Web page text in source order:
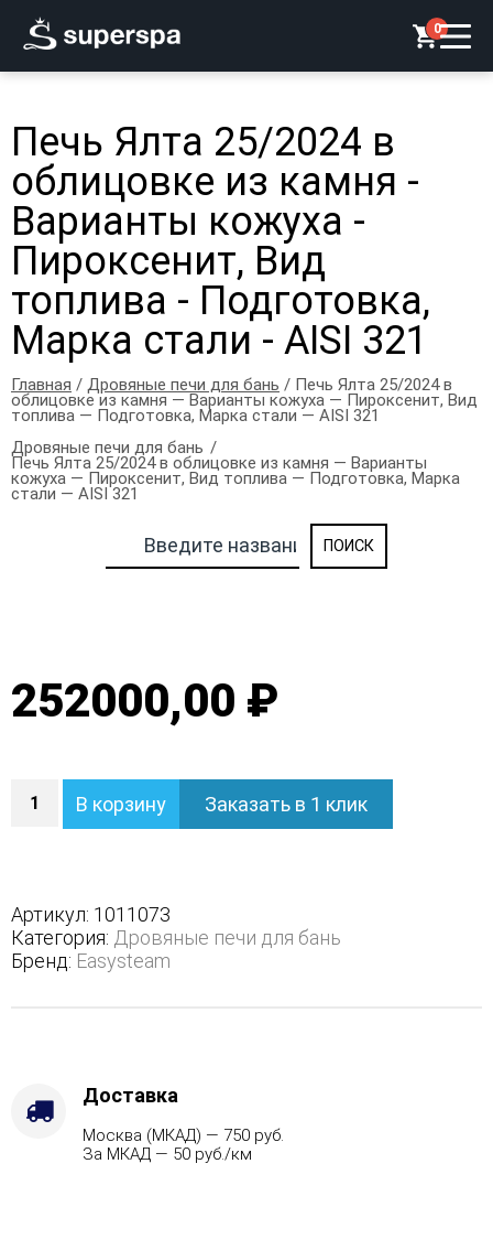
0
Печь Ялта 25/2024 в
облицовке из камня -
Варианты кожуха -
Пироксенит, Вид
топлива - Подготовка,
Марка стали - AISI 321
Главная / Дровяные печи для бань / Печь Ялта 25/2024 в
облицовке из камня — Варианты кожуха — Пироксенит, Вид
топлива — Подготовка, Марка стали — AISI 321
Дровяные печи для бань
Печь Ялта 25/2024 в облицовке из камня — Варианты
кожуха — Пироксенит, Вид топлива — Подготовка, Марка
стали — AISI 321
252000,00 ₽
Печь
облицовке
из
камня
-
топлива
Подготовка,
В корзину Заказать в 1 клик
Артикул: 1011073
Категория: Дровяные печи для бань
Бренд: Easysteam
Доставка
Москва (МКАД) — 750 руб.
За МКАД — 50 руб./км